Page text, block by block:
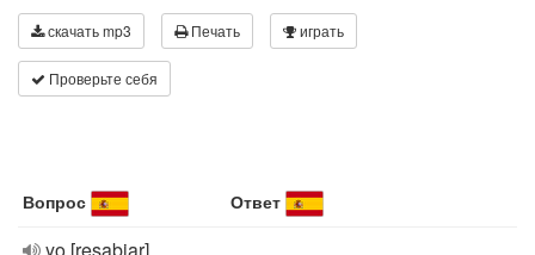
скачать mp3 Печать играть
Проверьте себя
Вопрос Ответ